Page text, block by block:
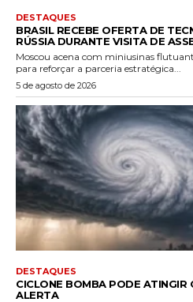
DESTAQUES
BRASIL RECEBE OFERTA DE
RÚSSIA DURANTE VISITA DE
Moscou acena com miniusinas
para reforçar a parceria estratégica...
5 de agosto de 2026
DESTAQUES
CICLONE BOMBA PODE ATINGIR
ALERTA